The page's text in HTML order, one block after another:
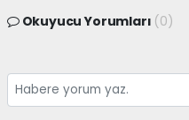
Okuyucu Yorumları (0)